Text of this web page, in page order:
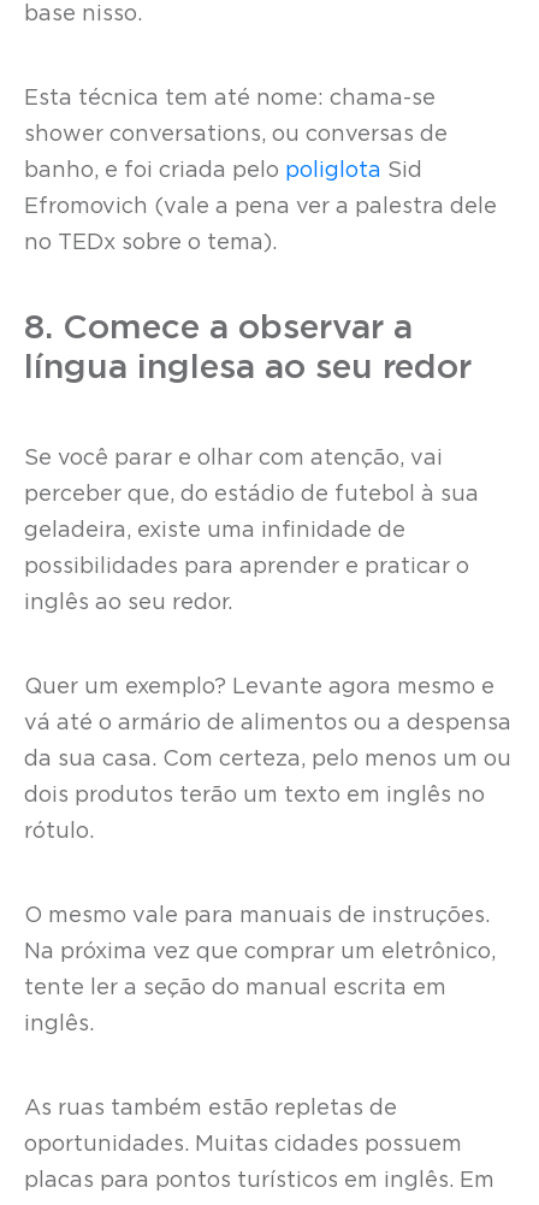
base nisso.
Esta técnica tem até nome: chama-se
shower conversations, ou conversas de
banho, e foi criada pelo poliglota Sid
Efromovich (vale a pena ver a palestra dele
no TEDx sobre o tema).
8. Comece a observar a
língua inglesa ao seu redor
Se você parar e olhar com atenção, vai
perceber que, do estádio de futebol à sua
geladeira, existe uma infinidade de
possibilidades para aprender e praticar o
inglês ao seu redor.
Quer um exemplo? Levante agora mesmo e
vá até o armário de alimentos ou a despensa
da sua casa. Com certeza, pelo menos um ou
dois produtos terão um texto em inglês no
rótulo.
O mesmo vale para manuais de instruções.
Na próxima vez que comprar um eletrônico,
tente ler a seção do manual escrita em
inglês.
As ruas também estão repletas de
oportunidades. Muitas cidades possuem
placas para pontos turísticos em inglês. Em